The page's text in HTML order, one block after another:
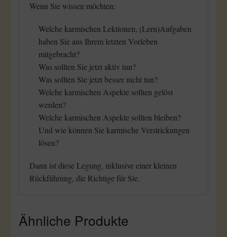
Wenn Sie wissen möchten:
Welche karmischen Lektionen, (Lern)Aufgaben
haben Sie aus Ihrem letzten Vorleben
mitgebracht?
Was sollten Sie jetzt aktiv tun?
Was sollten Sie jetzt besser nicht tun?
Welche karmischen Aspekte sollten gelöst
werden?
Welche karmischen Aspekte sollten bleiben?
Und wie können Sie karmische Verstrickungen
lösen?
Dann ist diese Legung, inklusive einer kleinen
Rückführung, die Richtige für Sie.
Ähnliche Produkte